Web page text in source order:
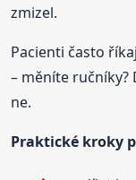
zmizel.
Pacienti často
– měníte ručníky?
ne.
Praktické kroky